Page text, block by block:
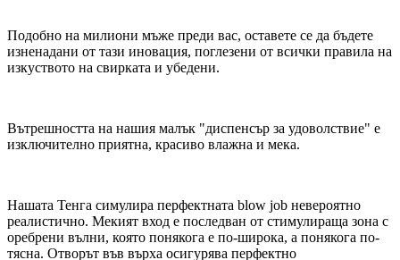
Подобно на милиони мъже преди вас, оставете се да бъдете
изненадани от тази иновация, поглезени от всички правила на
изкуството на свирката и убедени.
Вътрешността на нашия малък "диспенсър за удоволствие" е
изключително приятна, красиво влажна и мека.
Нашата Тенга симулира перфектната blow job невероятно
реалистично. Мекият вход е последван от стимулираща зона с
оребрени вълни, която понякога е по-широка, а понякога по-
тясна. Отворът във върха осигурява перфектно